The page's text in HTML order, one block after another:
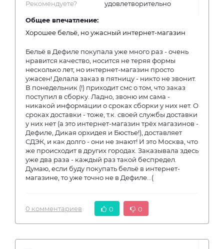
Рекомендуете? удовлетворительно
Общее впечатление:
Хорошее бельё, но ужасный интернет-магазин
Бельё в Дефиле покупала уже много раз - очень
нравится качество, носится не теряя формы
несколько лет, но интернет-магазин просто
ужасен! Делала заказ в пятницу - никто не звонит.
В понедельник (!) приходит смс о том, что заказ
поступил в сборку. Ладно, звоню им сама -
никакой информации о сроках сборки у них нет. О
сроках доставки - тоже, т.к. своей службы доставки
у них нет (а это интернет-магазин трёх магазинов -
Дефиле, Дикая орхидея и Бюстье!), доставляет
СДЭК, и как долго - они не знают! И это Москва, что
же происходит в других городах. Заказывала здесь
уже два раза - каждый раз такой беспредел.
Думаю, если буду покупать бельё в интернет-
магазине, то уже точно не в Дефиле...(
0 комментариев 0 0